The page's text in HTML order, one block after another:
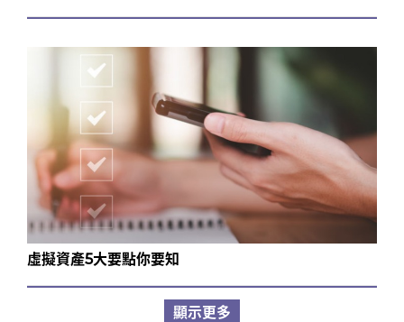
虛擬資產5大要點你要知
顯示更多